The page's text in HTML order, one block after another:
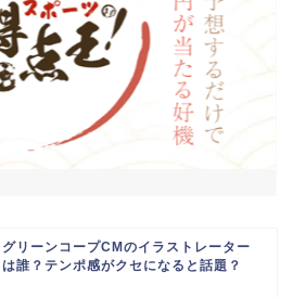
グリーンコープCMのイラストレーター
は誰？テンポ感がクセになると話題？